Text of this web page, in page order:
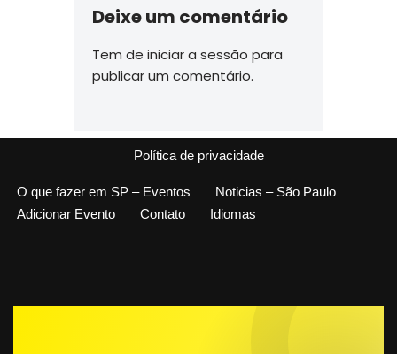
Deixe um comentário
Tem de iniciar a sessão para
publicar um comentário.
Política de privacidade
O que fazer em SP – Eventos
Noticias – São Paulo
Adicionar Evento
Contato Idiomas